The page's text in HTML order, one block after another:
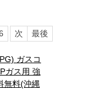
次 最後
ガスコ
ガス用 強
無料(沖縄